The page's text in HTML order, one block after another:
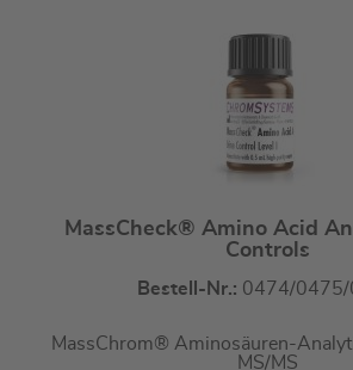
MassCheck® Amino Acid
Controls
Bestell-Nr.: 0474/0475/
MassChrom® Aminosäuren-
MS/MS